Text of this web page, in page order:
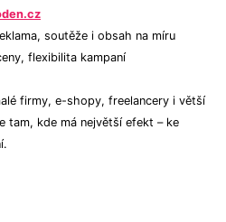
soutěže i obsah na míru
flexibilita kampaní
firmy, e-shopy, freelancery i větší
tam, kde má největší efekt – ke